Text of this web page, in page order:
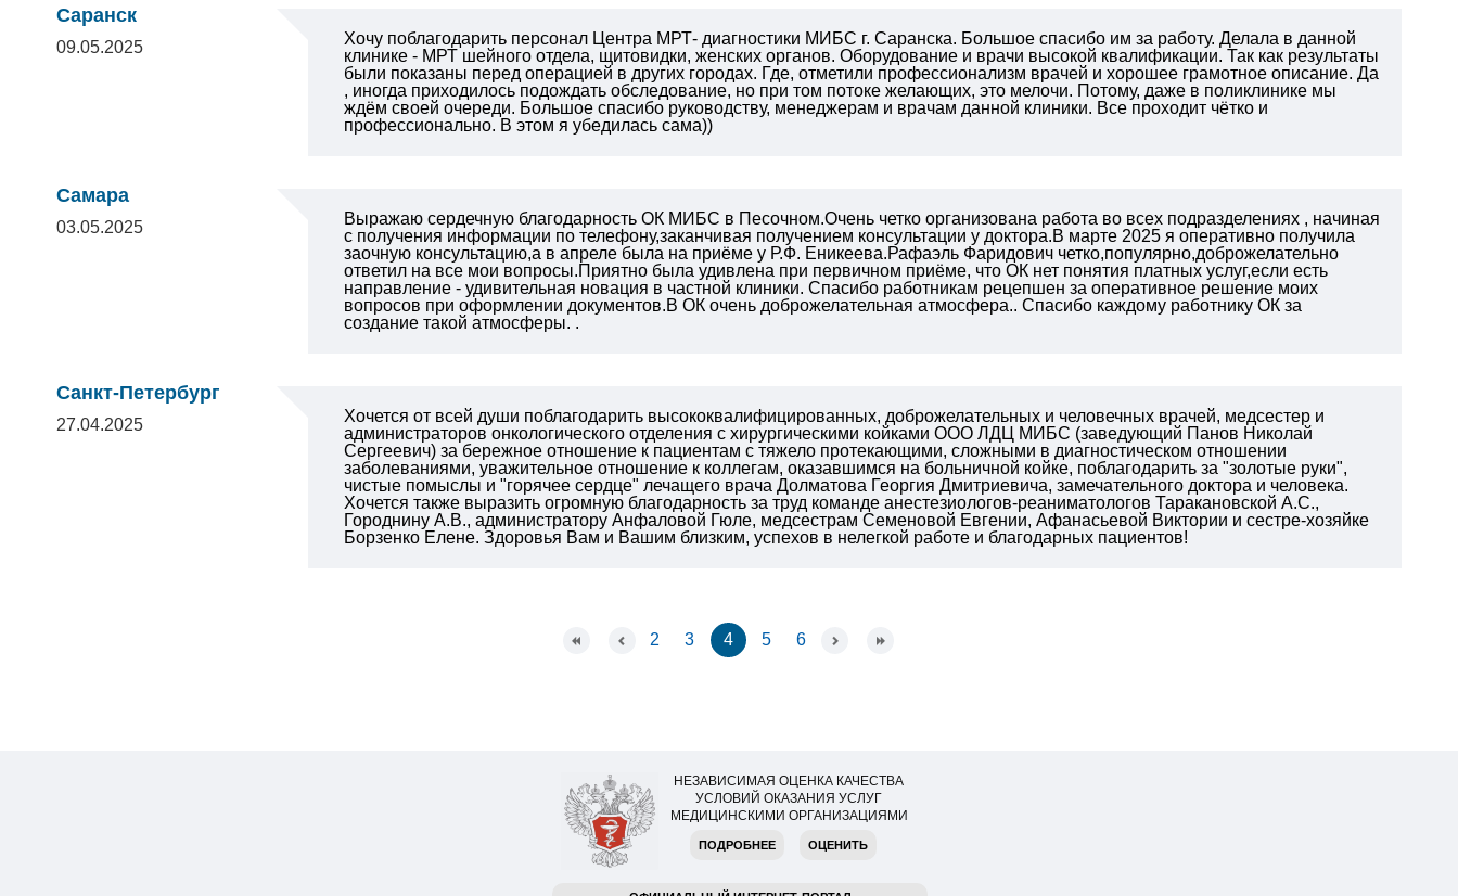
Саранск
09.05.2025
Хочу поблагодарить персонал Центра МРТ- диагностики МИБС г. Саранска. Большое спасибо им за работу. Делала в данной
клинике - МРТ шейного отдела, щитовидки, женских органов. Оборудование и врачи высокой квалификации. Так как результаты
были показаны перед операцией в других городах. Где, отметили профессионализм врачей и хорошее грамотное описание. Да
, иногда приходилось подождать обследование, но при том потоке желающих, это мелочи. Потому, даже в поликлинике мы
ждём своей очереди. Большое спасибо руководству, менеджерам и врачам данной клиники. Все проходит чётко и
профессионально. В этом я убедилась сама))
Самара
03.05.2025 Выражаю сердечную благодарность ОК МИБС в Песочном.Очень четко организована работа во всех подразделениях , начиная
с получения информации по телефону,заканчивая получением консультации у доктора.В марте 2025 я оперативно получила
заочную консультацию,а в апреле была на приёме у Р.Ф. Еникеева.Рафаэль Фаридович четко,популярно,доброжелательно
ответил на все мои вопросы.Приятно была удивлена при первичном приёме, что ОК нет понятия платных услуг,если есть
направление - удивительная новация в частной клиники. Спасибо работникам рецепшен за оперативное решение моих
вопросов при оформлении документов.В ОК очень доброжелательная атмосфера.. Спасибо каждому работнику ОК за
создание такой атмосферы. .
Санкт-Петербург
27.04.2025
Хочется от всей души поблагодарить высококвалифицированных, доброжелательных и человечных врачей, медсестер и
администраторов онкологического отделения с хирургическими койками ООО ЛДЦ МИБС (заведующий Панов Николай
Сергеевич) за бережное отношение к пациентам с тяжело протекающими, сложными в диагностическом отношении
заболеваниями, уважительное отношение к коллегам, оказавшимся на больничной койке, поблагодарить за "золотые руки",
чистые помыслы и "горячее сердце" лечащего врача Долматова Георгия Дмитриевича, замечательного доктора и человека.
Хочется также выразить огромную благодарность за труд команде анестезиологов-реаниматологов Таракановской А.С.,
Городнину А.В., администратору Анфаловой Гюле, медсестрам Семеновой Евгении, Афанасьевой Виктории и сестре-хозяйке
Борзенко Елене. Здоровья Вам и Вашим близким, успехов в нелегкой работе и благодарных пациентов!
2 3 4 5 6
НЕЗАВИСИМАЯ ОЦЕНКА КАЧЕСТВА
УСЛОВИЙ ОКАЗАНИЯ УСЛУГ
МЕДИЦИНСКИМИ ОРГАНИЗАЦИЯМИ
ПОДРОБНЕЕ ОЦЕНИТЬ